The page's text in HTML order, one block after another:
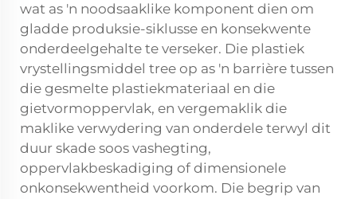
wat as 'n noodsaaklike komponent dien om
gladde produksie-siklusse en konsekwente
onderdeelgehalte te verseker. Die plastiek
vrystellingsmiddel tree op as 'n barrière tussen
die gesmelte plastiekmateriaal en die
gietvormoppervlak, en vergemaklik die
maklike verwydering van onderdele terwyl dit
duur skade soos vashegting,
oppervlakbeskadiging of dimensionele
onkonsekwentheid voorkom. Die begrip van